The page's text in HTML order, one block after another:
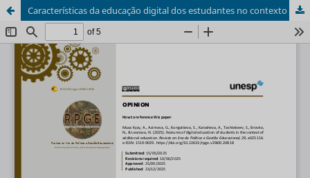
Características da educação digital dos estudantes no contexto da educação complementar